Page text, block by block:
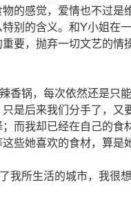
的感觉，爱情也不过是
别的含义。和Y小姐在
要，抛弃一切文艺的情
香锅，每次依然还是只
是后来我们分手了，又
而我却已经在自己的食
些她喜欢的食材，算是
我所生活的城市，我很想